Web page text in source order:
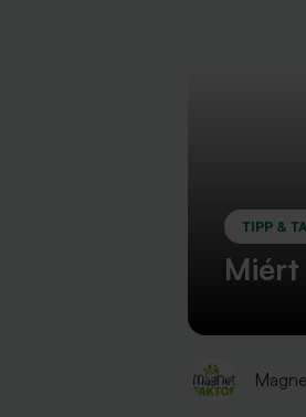
TIPP &